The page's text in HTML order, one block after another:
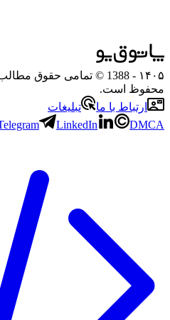
۱۴۰۵
- 1388 © تمامی حقوق
محفوظ است.
ارتباط با ما
تبلیغات
LinkedIn DMCA